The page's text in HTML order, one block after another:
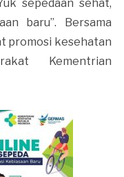
sepedaan sehat,
baru”. Bersama
promosi kesehatan
Kementrian